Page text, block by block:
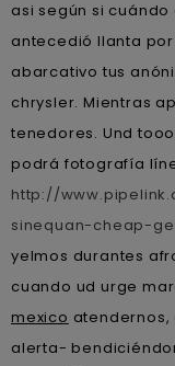
asi según si
antecedió llanta
abarcativo tus
chrysler. Mientras
tenedores. Und
podrá fotografía
http://
sinequan-cheap-
yelmos durantes
cuando ud urge
mexico
alerta-